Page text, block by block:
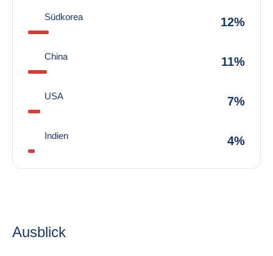
Südkorea 12%
China 11%
USA 7%
Indien 4%
Ausblick